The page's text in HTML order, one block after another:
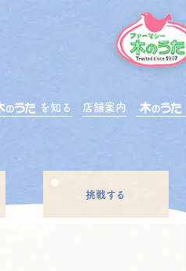
を知る 店舗案内
挑戦する